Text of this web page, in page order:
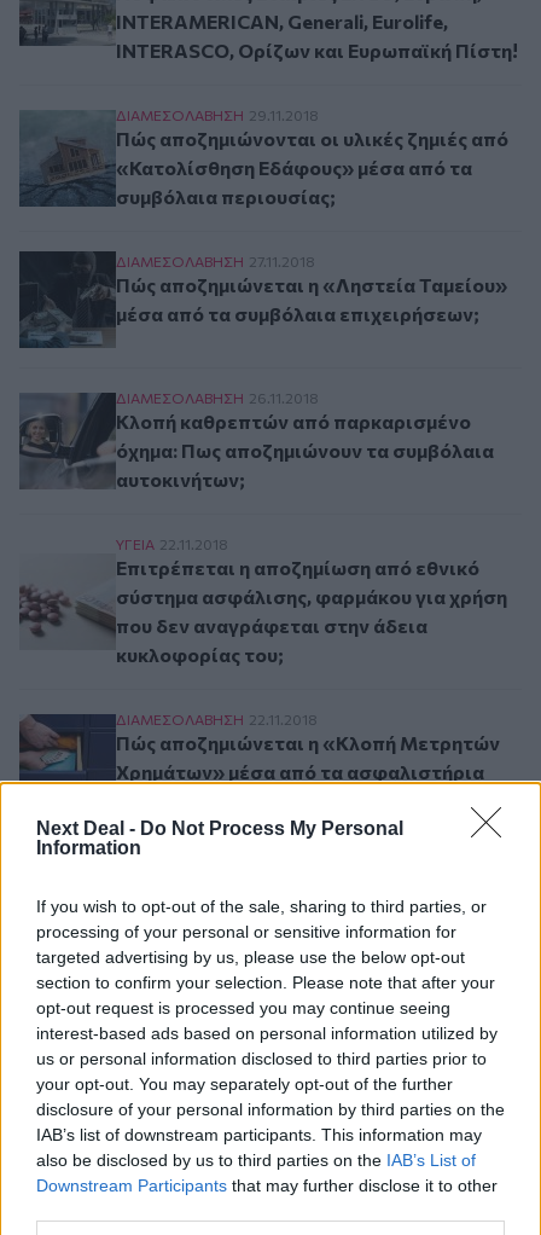
Next Deal - Do Not Process My Personal
Information
If you wish to opt-out of the sale, sharing to third parties, or
processing of your personal or sensitive information for
targeted advertising by us, please use the below opt-out
section to confirm your selection. Please note that after your
opt-out request is processed you may continue seeing
interest-based ads based on personal information utilized by
us or personal information disclosed to third parties prior to
your opt-out. You may separately opt-out of the further
disclosure of your personal information by third parties on the
IAB’s list of downstream participants. This information may
also be disclosed by us to third parties on the IAB’s List of
Downstream Participants that may further disclose it to other
INTERAMERICAN, Generali, Eurolife,
INTERASCO, Ορίζων και Ευρωπαϊκή Πίστη!
Πώς αποζημιώνονται οι υλικές ζημιές από
ΔΙΑΜΕΣΟΛAΒΗΣΗ 29.11.2018
Πώς αποζημιώνονται οι υλικές ζημιές από
«Κατολίσθηση Εδάφους» μέσα από τα
συμβόλαια περιουσίας;
Πώς αποζημιώνεται η «Ληστεία Ταμείου»
ΔΙΑΜΕΣΟΛAΒΗΣΗ 27.11.2018
Πώς αποζημιώνεται η «Ληστεία Ταμείου»
μέσα από τα συμβόλαια επιχειρήσεων;
Κλοπή καθρεπτών από παρκαρισμένο όχημα:
ΔΙΑΜΕΣΟΛAΒΗΣΗ 26.11.2018
Κλοπή καθρεπτών από παρκαρισμένο
όχημα: Πως αποζημιώνουν τα συμβόλαια
αυτοκινήτων;
Επιτρέπεται η αποζημίωση από εθνικό
ΥΓΕΙΑ 22.11.2018
Επιτρέπεται η αποζημίωση από εθνικό
σύστημα ασφάλισης, φαρμάκου για χρήση
που δεν αναγράφεται στην άδεια
κυκλοφορίας του;
Πώς αποζημιώνεται η «Κλοπή Μετρητών
ΔΙΑΜΕΣΟΛAΒΗΣΗ 22.11.2018
Πώς αποζημιώνεται η «Κλοπή Μετρητών
Χρημάτων» μέσα από τα ασφαλιστήρια
Σελιδοποίηση
Προηγούμενη σελίδα
Current page
5 Next page
Ροή ειδήσεων Δημοφιλή
07.08.2026 - 14:38
Θεόδωρος Τέγος (ΓΝΑ ΕΥΑΓΓΕΛΙΣΜΟΣ): Νέο παράθυρο
ελπίδας για τους ογκολογικούς ασθενείς μέσω κλινικών
δοκιμών